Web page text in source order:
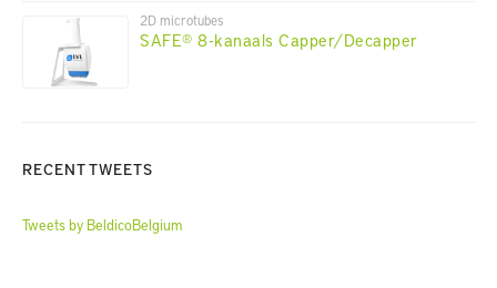
2D microtubes
SAFE® 8-kanaals Capper/Decapper
RECENT TWEETS
Tweets by BeldicoBelgium